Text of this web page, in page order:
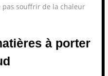
pas souffrir de la chaleur
à porter